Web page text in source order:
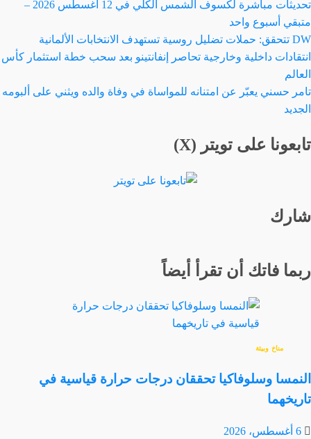
تحديثات مباشرة لكسوف الشمس الكلي في 12 أغسطس 2026 –
متبقي أسبوع واحد
DW تتحقق: حملات تضليل روسية تستهدف الانتخابات الألمانية
انتقادات داخلية وخارجية تحاصر إنفانتينو بعد سحب خطة استثمار كأس
العالم
تامر حسني يعبّر عن امتنانه للمواساة في وفاة والده ويثني على ألبومه
الجديد
تابعونا على تويتر (X)
شارك
ربما فاتك أن تقرأ أيضاً
مناخ وبيئة
النمسا وسلوفاكيا تحققان درجات حرارة قياسية في
تاريخهما
6 أغسطس، 2026